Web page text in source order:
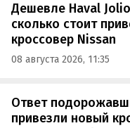
Дешевле Haval
сколько стоит
кроссовер Nissan
08 августа 2026, 11:35
Ответ
привезли новый